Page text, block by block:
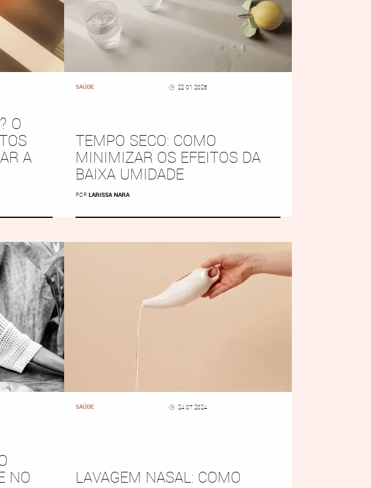
O
A
SAÚDE 22 01 2025
TEMPO SECO: COMO
MINIMIZAR OS EFEITOS DA
BAIXA UMIDADE
POR LARISSA NARA
NO
SAÚDE 24 07 2024
LAVAGEM NASAL: COMO